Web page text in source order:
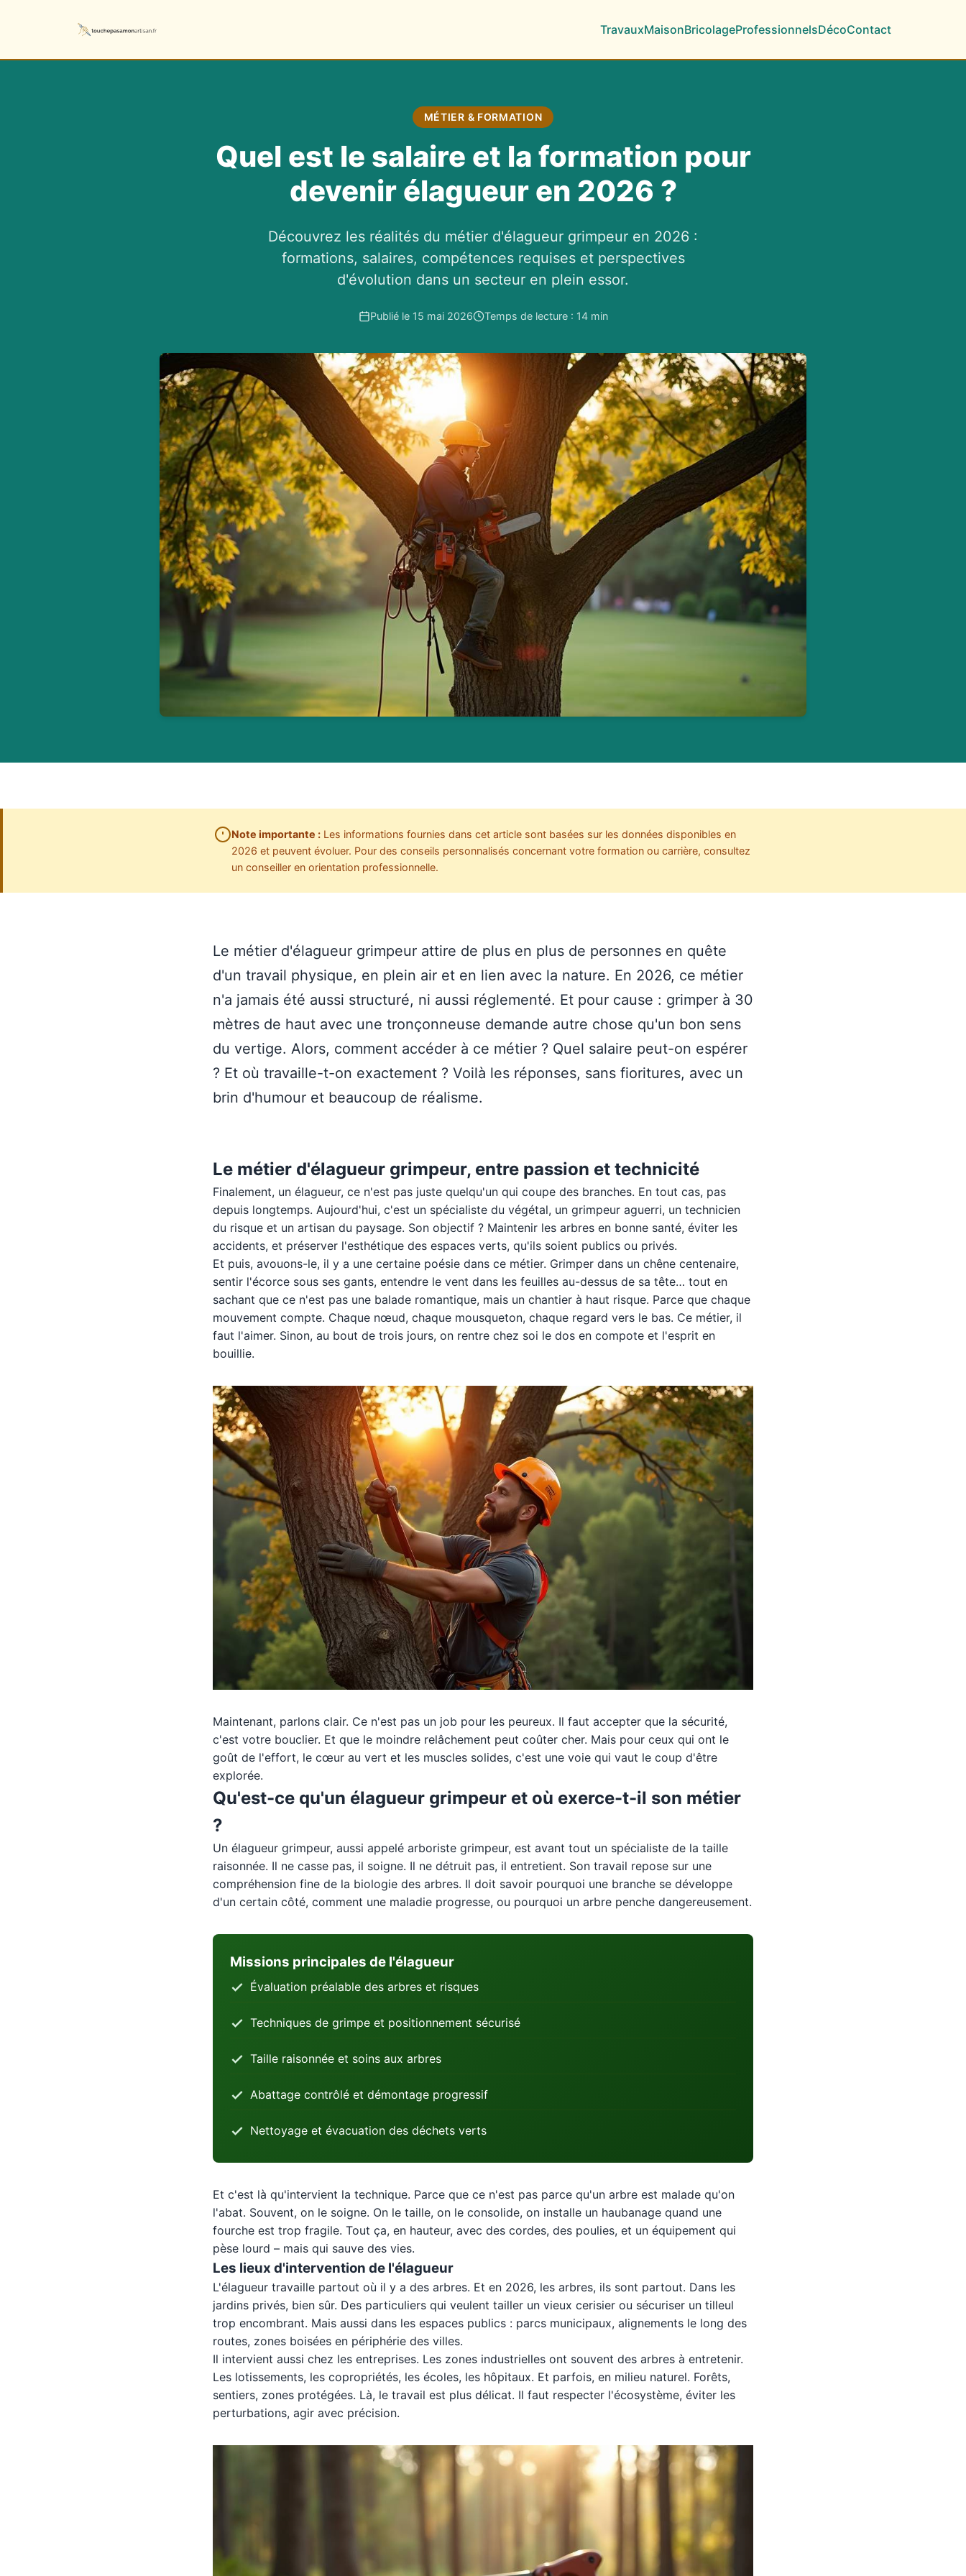
TravauxMaisonBricolageProfessionnelsDécoContact
MÉTIER & FORMATION
Quel est le salaire et la formation pour
devenir élagueur en 2026 ?
Découvrez les réalités du métier d'élagueur grimpeur en 2026 :
formations, salaires, compétences requises et perspectives
d'évolution dans un secteur en plein essor.
Publié le 15 mai 2026 Temps de lecture : 14 min
Note importante : Les informations fournies dans cet article sont basées sur les données disponibles en
2026 et peuvent évoluer. Pour des conseils personnalisés concernant votre formation ou carrière, consultez
un conseiller en orientation professionnelle.
Le métier d'élagueur grimpeur attire de plus en plus de personnes en quête
d'un travail physique, en plein air et en lien avec la nature. En 2026, ce métier
n'a jamais été aussi structuré, ni aussi réglementé. Et pour cause : grimper à 30
mètres de haut avec une tronçonneuse demande autre chose qu'un bon sens
du vertige. Alors, comment accéder à ce métier ? Quel salaire peut-on espérer
? Et où travaille-t-on exactement ? Voilà les réponses, sans fioritures, avec un
brin d'humour et beaucoup de réalisme.
Le métier d'élagueur grimpeur, entre passion et technicité
Finalement, un élagueur, ce n'est pas juste quelqu'un qui coupe des branches. En tout cas, pas
depuis longtemps. Aujourd'hui, c'est un spécialiste du végétal, un grimpeur aguerri, un technicien
du risque et un artisan du paysage. Son objectif ? Maintenir les arbres en bonne santé, éviter les
accidents, et préserver l'esthétique des espaces verts, qu'ils soient publics ou privés.
Et puis, avouons-le, il y a une certaine poésie dans ce métier. Grimper dans un chêne centenaire,
sentir l'écorce sous ses gants, entendre le vent dans les feuilles au-dessus de sa tête… tout en
sachant que ce n'est pas une balade romantique, mais un chantier à haut risque. Parce que chaque
mouvement compte. Chaque nœud, chaque mousqueton, chaque regard vers le bas. Ce métier, il
faut l'aimer. Sinon, au bout de trois jours, on rentre chez soi le dos en compote et l'esprit en
bouillie.
Maintenant, parlons clair. Ce n'est pas un job pour les peureux. Il faut accepter que la sécurité,
c'est votre bouclier. Et que le moindre relâchement peut coûter cher. Mais pour ceux qui ont le
goût de l'effort, le cœur au vert et les muscles solides, c'est une voie qui vaut le coup d'être
explorée.
Qu'est-ce qu'un élagueur grimpeur et où exerce-t-il son métier
?
Un élagueur grimpeur, aussi appelé arboriste grimpeur, est avant tout un spécialiste de la taille
raisonnée. Il ne casse pas, il soigne. Il ne détruit pas, il entretient. Son travail repose sur une
compréhension fine de la biologie des arbres. Il doit savoir pourquoi une branche se développe
d'un certain côté, comment une maladie progresse, ou pourquoi un arbre penche dangereusement.
Missions principales de l'élagueur
Évaluation préalable des arbres et risques
Techniques de grimpe et positionnement sécurisé
Taille raisonnée et soins aux arbres
Abattage contrôlé et démontage progressif
Nettoyage et évacuation des déchets verts
Et c'est là qu'intervient la technique. Parce que ce n'est pas parce qu'un arbre est malade qu'on
l'abat. Souvent, on le soigne. On le taille, on le consolide, on installe un haubanage quand une
fourche est trop fragile. Tout ça, en hauteur, avec des cordes, des poulies, et un équipement qui
pèse lourd – mais qui sauve des vies.
Les lieux d'intervention de l'élagueur
L'élagueur travaille partout où il y a des arbres. Et en 2026, les arbres, ils sont partout. Dans les
jardins privés, bien sûr. Des particuliers qui veulent tailler un vieux cerisier ou sécuriser un tilleul
trop encombrant. Mais aussi dans les espaces publics : parcs municipaux, alignements le long des
routes, zones boisées en périphérie des villes.
Il intervient aussi chez les entreprises. Les zones industrielles ont souvent des arbres à entretenir.
Les lotissements, les copropriétés, les écoles, les hôpitaux. Et parfois, en milieu naturel. Forêts,
sentiers, zones protégées. Là, le travail est plus délicat. Il faut respecter l'écosystème, éviter les
perturbations, agir avec précision.